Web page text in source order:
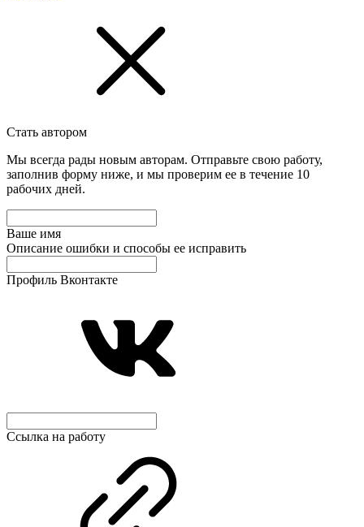
Стать автором
Мы всегда рады новым авторам. Отправьте свою работу,
заполнив форму ниже, и мы проверим ее в течение 10
рабочих дней.
Ваше имя
Описание ошибки и способы ее исправить
Профиль Вконтакте
Ссылка на работу